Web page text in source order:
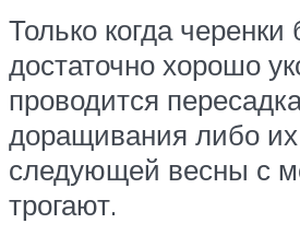
Только когда черенки
достаточно хорошо
проводится
доращивания либо
следующей весны с
трогают.